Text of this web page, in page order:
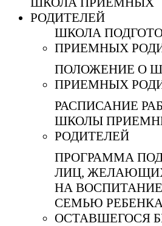
РОДИТЕЛЕЙ
ШКОЛА
ПРИЕМНЫХ
ПОЛОЖЕНИЕ О
ПРИЕМНЫХ
РАСПИСАНИЕ
ШКОЛЫ
РОДИТЕЛЕЙ
ПРОГРАММА
ЛИЦ,
НА
СЕМЬЮ
ОСТАВШЕГОСЯ